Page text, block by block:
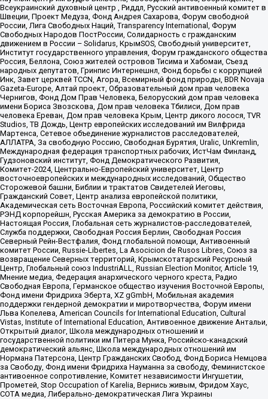
Всеукраинский духовный центр , Риддл, Русский антивоенный комитет в
Швеции, Проект Медуза, Фонд Андрея Сахарова, Форум свободной
России, Лига Свободных Наций, Transparеncy International, Форум
Свободных Народов ПостРоссии, Солидарность с гражданским
движением в России – Solidarus, КрымSOS, Свободный университет,
Институт государственного управления, Форум гражданского общества
Россия, Беллона, Союз жителей островов Тисима и Хабомаи, Съезд
народных депутатов, Гринпис Интернешнл, Фонд борьбы с коррупцией
Инк, Завет церквей TCCN, Агора, Всемирный фонд природы, BDR Novaja
Gazeta-Europe, Алтай проект, Образовательный дом прав человека
Чернигов, Фонд Дом Прав Человека, Белорусский дом прав человека
имени Бориса Звозскова, Дом прав человека Тбилиси, Дом прав
человека Ереван, Дом прав человека Крым, Центр дикого лосося, TVR
Studios, ТВ Дождь, Центр европейских исследований им Вилфрида
Мартенса, Сетевое объединение журналистов расследователей,
АЛЛАТРА, За свободную Россию, Свободная Бурятия, Uralic, UnKremlin,
Международная федерация транспортных рабочих, ИстЧам Финланд,
Гудзоновский институт, Фонд Демократического Развития,
Комитет-2024, Центрально-Европейский университет, Центр
восточноевропейских и международных исследований, Общество
Сторожевой башни, Библии и трактатов Свидетелей Иеговы,
Гражданский Совет, Центр анализа европейской политики,
Академическая сеть Восточная Европа, Российский комитет действия,
РЭНД корпорейшн, Русская Америка за демократию в России,
Настоящая Россия, Глобальная сеть журналистов-расследователей,
Служба поддержки, Свободная Россия Берлин, Свободная Россия
Северный Рейн-Вестфалия, Фонд глобальной помощи, Антивоенный
комитет России, Russie-Libertes, La Asocicion de Rusos Libres, Союз за
возвращение Северных территорий, Крымскотатарский Ресурсный
Центр, Глобальный союз IndustriALL, Russian Election Monitor, Article 19,
Мнение медиа, Федерация анархического черного креста, Радио
Свободная Европа, Германское общество изучения Восточной Европы,
Фонд имени Фридриха Эберта, XZ gGmbH, Мобильная академия
поддержки гендерной демократии и миротворчества, Форум имени
Льва Копелева, American Councils for International Education, Cultural
Vistas, Institute of International Education, Антивоенное движение Антальи,
Открытый диалог, Школа международных отношений и
государственной политики им Питера Мунка, Российско-канадский
демократический альянс, Школа международных отношений им
Нормана Патерсона, Центр Гражданских Свобод, Фонд Бориса Немцова
за Свободу, Фонд имени Фридриха Науманна за свободу, Феминистское
антивоенное сопротивление, Комитет независимости Ингушетии,
Прометей, Stop Occupation of Karelia, Вернись живым, Фридом Хаус,
СОТА медиа, Либерально-демократическая Лига Украины